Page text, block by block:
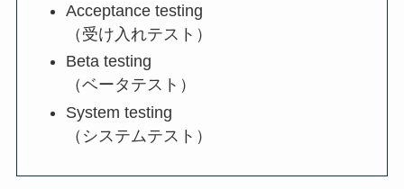
Acceptance testing
（受け入れテスト）
Beta testing
（ベータテスト）
System testing
（システムテスト）